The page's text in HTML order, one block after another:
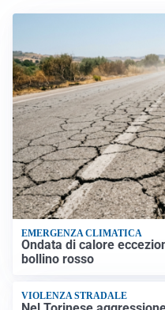
EMERGENZA CLIMATICA
Ondata di calore
bollino rosso
VIOLENZA STRADALE